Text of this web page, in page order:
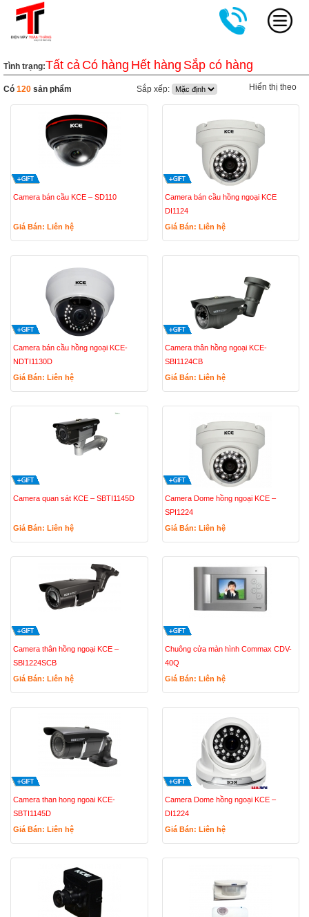
Tình trạng:Tất cả Có hàng Hết hàng Sắp có hàng
Có 120 sản phẩm Sắp xếp: Hiển thị theo
Camera bán cầu KCE – SD110
Giá Bán: Liên hệ
Camera bán cầu hồng ngoại KCE
DI1124
Giá Bán: Liên hệ
Camera bán cầu hồng ngoại KCE-
NDTI1130D
Giá Bán: Liên hệ
Camera thân hồng ngoại KCE-
SBI1124CB
Giá Bán: Liên hệ
Camera quan sát KCE – SBTI1145D
Giá Bán: Liên hệ
Camera Dome hồng ngoại KCE –
SPI1224
Giá Bán: Liên hệ
Camera thân hồng ngoại KCE –
SBI1224SCB
Giá Bán: Liên hệ
Chuông cửa màn hình Commax CDV-
40Q
Giá Bán: Liên hệ
Camera than hong ngoai KCE-
SBTI1145D
Giá Bán: Liên hệ
Camera Dome hồng ngoại KCE –
DI1224
Giá Bán: Liên hệ